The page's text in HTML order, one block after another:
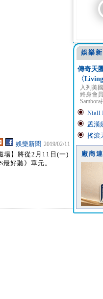
娛樂新聞 2019/02/11
場】將從2月11日(一)
好聽》單元。
娛樂
傳奇天
〈
入列美
終身會
Niall
孟漢
搖滾
廠商